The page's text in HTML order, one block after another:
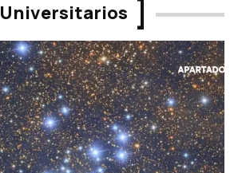
Universitarios